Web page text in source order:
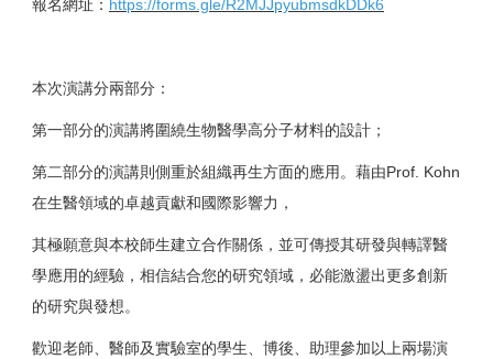
報名網址： https://forms.gle/R2MJJpyubmsdkDDk6
本次演講分兩部分：
第一部分的演講將圍繞生物醫學高分子材料的設計；
第二部分的演講則側重於組織再生方面的應用。藉由Prof. Kohn
在生醫領域的卓越貢獻和國際影響力，
其極願意與本校師生建立合作關係，並可傳授其研發與轉譯醫
學應用的經驗，相信結合您的研究領域，必能激盪出更多創新
的研究與發想。
歡迎老師、醫師及實驗室的學生、博後、助理參加以上兩場演